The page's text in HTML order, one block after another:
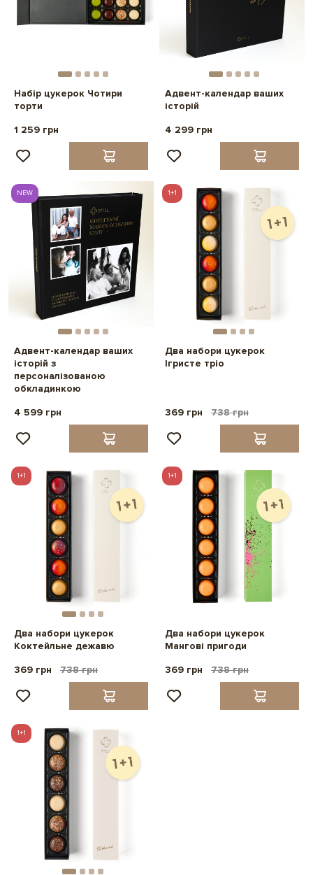
Набір цукерок Чотири
торти
1 259 грн
Адвент-календар ваших
історій
4 299 грн
NEW
Адвент-календар ваших
історій з
персоналізованою
обкладинкою
4 599 грн
1+1
Два набори цукерок
Ігристе тріо
369 грн 738 грн
1+1
Два набори цукерок
Коктейльне дежавю
369 грн
738 грн
1+1
Два набори цукерок
Мангові пригоди
369 грн
738 грн
1+1